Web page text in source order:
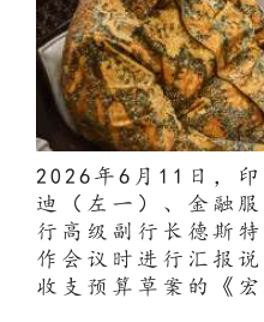
2026年6月11日，
迪（左一）、金融
行高级副行长德斯
作会议时进行汇报
收支预算草案的《